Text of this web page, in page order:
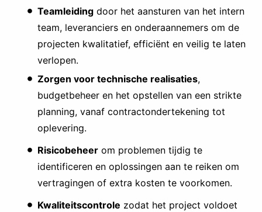
Teamleiding door het aansturen van het intern
team, leveranciers en onderaannemers om de
projecten kwalitatief, efficiënt en veilig te laten
verlopen.
Zorgen voor technische realisaties,
budgetbeheer en het opstellen van een strikte
planning, vanaf contractondertekening tot
oplevering.
Risicobeheer om problemen tijdig te
identificeren en oplossingen aan te reiken om
vertragingen of extra kosten te voorkomen.
Kwaliteitscontrole zodat het project voldoet